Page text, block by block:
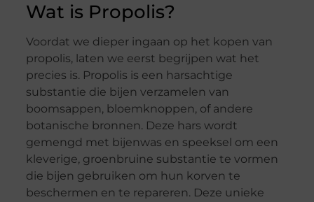
Wat is Propolis?
Voordat we dieper ingaan op het kopen van
propolis, laten we eerst begrijpen wat het
precies is. Propolis is een harsachtige
substantie die bijen verzamelen van
boomsappen, bloemknoppen, of andere
botanische bronnen. Deze hars wordt
gemengd met bijenwas en speeksel om een
kleverige, groenbruine substantie te vormen
die bijen gebruiken om hun korven te
beschermen en te repareren. Deze unieke